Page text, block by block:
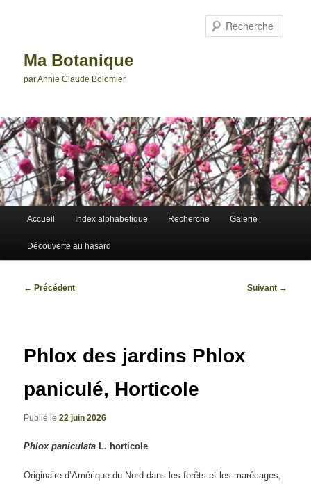
Ma Botanique
par Annie Claude Bolomier
Accueil Index alphabetique Recherche Galerie
Découverte au hasard
Navigation
← Précédent Suivant →
Phlox des jardins Phlox
paniculé, Horticole
Publié le22 juin 2026
Phlox paniculata L. horticole
Originaire d’Amérique du Nord dans les forêts et les marécages,